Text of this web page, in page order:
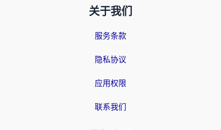
关于我们
服务条款
隐私协议
应用权限
联系我们